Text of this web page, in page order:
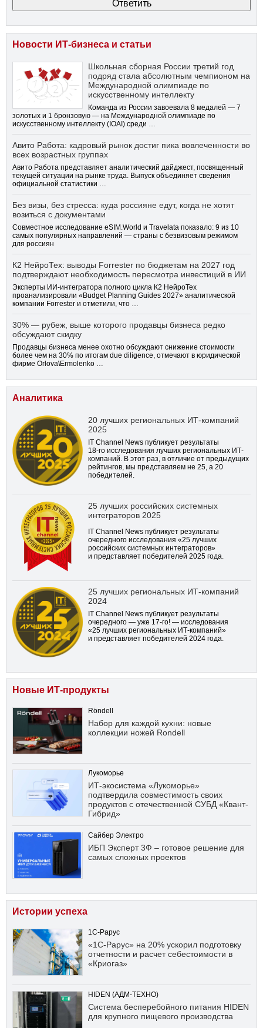
Новости ИТ-бизнеса и статьи
Школьная сборная России третий год
подряд стала абсолютным чемпионом на
Международной олимпиаде по
искусственному интеллекту
Команда из России завоевала 8 медалей — 7
золотых и 1 бронзовую — на Международной олимпиаде по
искусственному интеллекту (IOAI) среди …
Авито Работа: кадровый рынок достиг пика вовлеченности во
всех возрастных группах
Авито Работа представляет аналитический дайджест, посвященный
текущей ситуации на рынке труда. Выпуск объединяет сведения
официальной статистики …
Без визы, без стресса: куда россияне едут, когда не хотят
возиться с документами
Совместное исследование eSIM.World и Travelata показало: 9 из 10
самых популярных направлений — страны с безвизовым режимом
для россиян
К2 НейроТех: выводы Forrester по бюджетам на 2027 год
подтверждают необходимость пересмотра инвестиций в ИИ
Эксперты ИИ-интегратора полного цикла К2 НейроТех
проанализировали «Budget Planning Guides 2027» аналитической
компании Forrester и отметили, что …
30% — рубеж, выше которого продавцы бизнеса редко
обсуждают скидку
Продавцы бизнеса менее охотно обсуждают снижение стоимости
более чем на 30% по итогам due diligence, отмечают в юридической
фирме Orlova\Ermolenko …
Аналитика
20 лучших региональных ИТ-компаний
2025
IT Channel News публикует результаты
18-го исследования лучших региональных ИТ-
компаний. В этот раз, в отличие от предыдущих
рейтингов, мы представляем не 25, а 20
победителей.
25 лучших российских системных
интеграторов 2025
IT Channel News публикует результаты
очередного исследования «25 лучших
российских системных интеграторов»
и представляет победителей 2025 года.
25 лучших региональных ИТ-компаний
2024
IT Channel News публикует результаты
очередного — уже 17-го! — исследования
«25 лучших региональных ИТ-компаний»
и представляет победителей 2024 года.
Новые ИТ-продукты
Röndell
Набор для каждой кухни: новые
коллекции ножей Rondell
Лукоморье
ИТ-экосистема «Лукоморье»
подтвердила совместимость своих
продуктов с отечественной СУБД «Квант-
Гибрид»
Сайбер Электро
ИБП Эксперт 3Ф – готовое решение для
самых сложных проектов
Истории успеха
1С-Рарус
«1С-Рарус» на 20% ускорил подготовку
отчетности и расчет себестоимости в
«Криогаз»
HIDEN (АДМ-ТЕХНО)
Система бесперебойного питания HIDEN
для крупного пищевого производства